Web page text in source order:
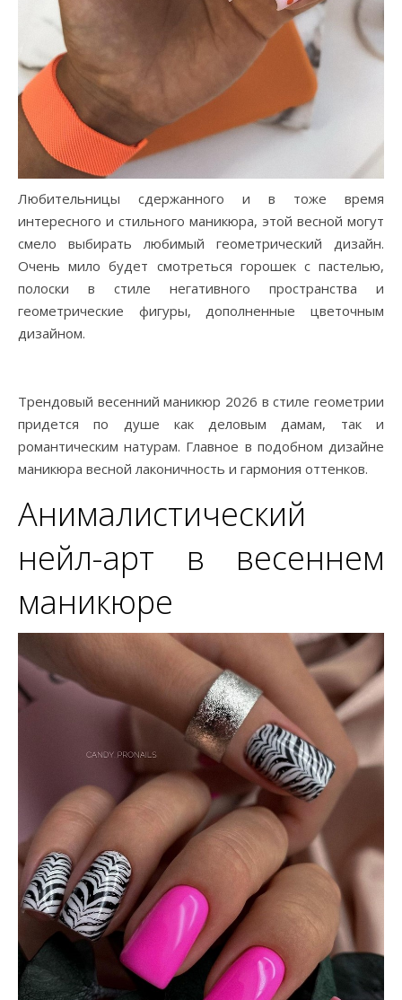
Любительницы сдержанного и в тоже время
интересного и стильного маникюра, этой весной могут
смело выбирать любимый геометрический дизайн.
Очень мило будет смотреться горошек с пастелью,
полоски в стиле негативного пространства и
геометрические фигуры, дополненные цветочным
дизайном.
Трендовый весенний маникюр 2026 в стиле геометрии
придется по душе как деловым дамам, так и
романтическим натурам. Главное в подобном дизайне
маникюра весной лаконичность и гармония оттенков.
Анималистический
нейл-арт в весеннем
маникюре